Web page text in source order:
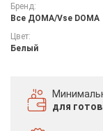
Бренд:
Все ДOMA/Vse DOMA
Цвет:
Белый
для